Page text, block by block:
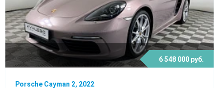
6 548 000 руб.
Porsche Cayman 2, 2022